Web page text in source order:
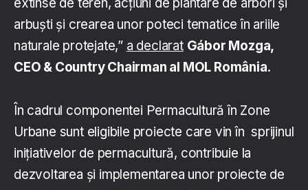
extinse de teren, acţiuni de plantare de arbori şi
arbuşti şi crearea unor poteci tematice în ariile
naturale protejate,” a declarat Gábor Mozga,
CEO & Country Chairman al MOL România.
În cadrul componentei Permacultură în Zone
Urbane sunt eligibile proiecte care vin în sprijinul
iniţiativelor de permacultură, contribuie la
dezvoltarea şi implementarea unor proiecte de